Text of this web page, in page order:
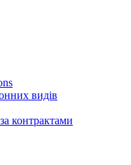
видів
контрактами